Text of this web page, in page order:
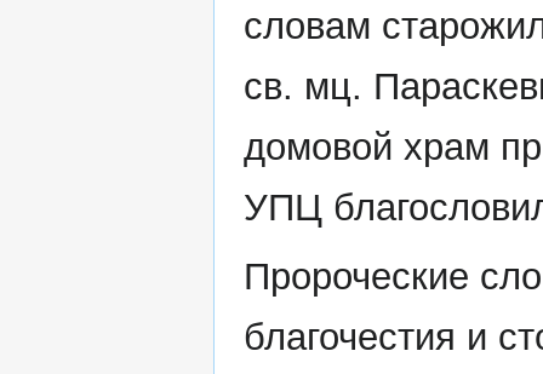
словам
св. мц.
домовой храм
УПЦ
Пророческие
благочестия и